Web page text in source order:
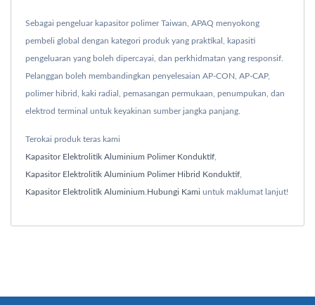
Sebagai pengeluar kapasitor polimer Taiwan, APAQ menyokong
pembeli global dengan kategori produk yang praktikal, kapasiti
pengeluaran yang boleh dipercayai, dan perkhidmatan yang responsif.
Pelanggan boleh membandingkan penyelesaian AP-CON, AP-CAP,
polimer hibrid, kaki radial, pemasangan permukaan, penumpukan, dan
elektrod terminal untuk keyakinan sumber jangka panjang.
Terokai produk teras kami
Kapasitor Elektrolitik Aluminium Polimer Konduktif
Kapasitor Elektrolitik Aluminium Polimer Hibrid Konduktif
Kapasitor Elektrolitik Aluminium Hubungi Kami untuk maklumat lanjut!